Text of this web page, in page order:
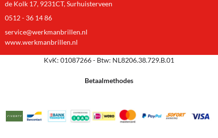
de Kolk 17, 9231CT, Surhuisterveen
0512 - 36 14 86
service@werkmanbrillen.nl
www.werkmanbrillen.nl
KvK: 01087266 - Btw: NL8206.38.729.B.01
Betaalmethodes